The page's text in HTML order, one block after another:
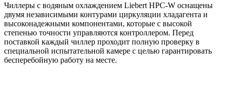
Чиллеры с водяным охлаждением Liebert HPC-W оснащены
двумя независимыми контурами циркуляции хладагента и
высоконадежными компонентами, которые с высокой
степенью точности управляются контроллером. Перед
поставкой каждый чиллер проходит полную проверку в
специальной испытательной камере с целью гарантировать
бесперебойную работу на месте.